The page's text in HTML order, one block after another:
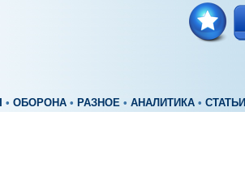
• ОБОРОНА • РАЗНОЕ • АНАЛИТИКА • СТАТЬИ